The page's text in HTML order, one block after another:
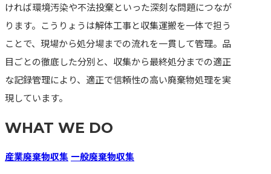
ければ環境汚染や不法投棄といった深刻な問題につなが
ります。こうりょうは解体工事と収集運搬を一体で担う
ことで、現場から処分場までの流れを一貫して管理。品
目ごとの徹底した分別と、収集から最終処分までの適正
な記録管理により、適正で信頼性の高い廃棄物処理を実
現しています。
WHAT WE DO
産業廃棄物収集 一般廃棄物収集